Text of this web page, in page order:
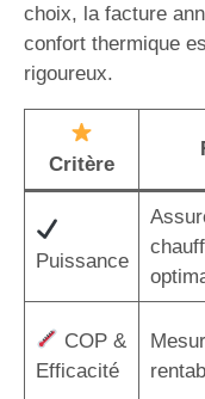
choix, la facture
confort thermique
rigoureux.
Critère
Puissance
COP &
Efficacité